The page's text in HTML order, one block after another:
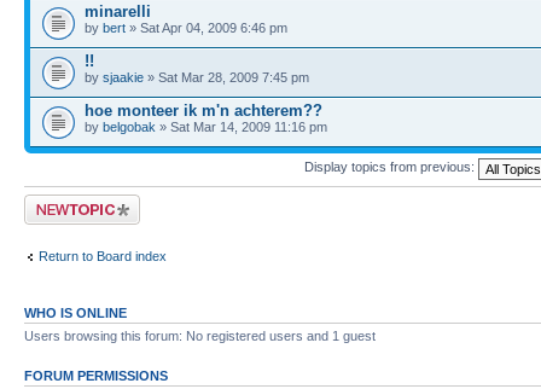
minarelli
by bert » Sat Apr 04, 2009 6:46 pm
!!
by sjaakie » Sat Mar 28, 2009 7:45 pm
hoe monteer ik m'n achterem??
by belgobak » Sat Mar 14, 2009 11:16 pm
Display topics from previous:
Post a new topic
Return to Board index
WHO IS ONLINE
Users browsing this forum: No registered users and 1 guest
FORUM PERMISSIONS